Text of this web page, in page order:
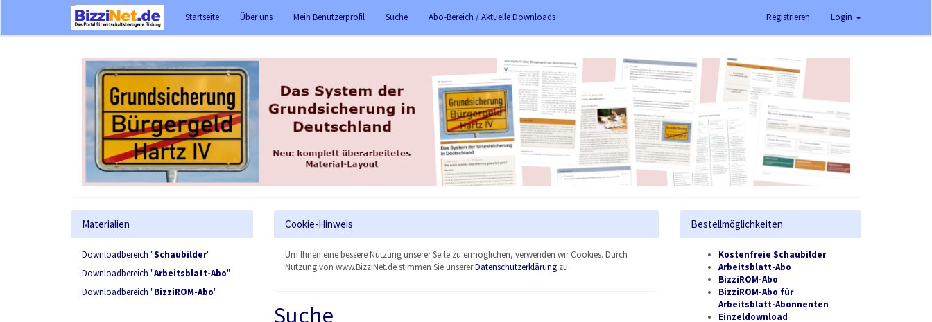
Startseite Über uns Mein Benutzerprofil Suche Abo-Bereich / Aktuelle Downloads Registrieren Login
Materialien
Downloadbereich "Schaubilder"
Downloadbereich "Arbeitsblatt-Abo"
Downloadbereich "BizziROM-Abo"
Cookie-Hinweis
Um Ihnen eine bessere Nutzung unserer Seite zu ermöglichen, verwenden wir Cookies. Durch
Nutzung von www.BizziNet.de stimmen Sie unsererDatenschutzerklärungzu.
Suche
Bestellmöglichkeiten
Kostenfreie Schaubilder
Arbeitsblatt-Abo
BizziROM-Abo
BizziROM-Abo für
Arbeitsblatt-Abonnenten
Einzeldownload